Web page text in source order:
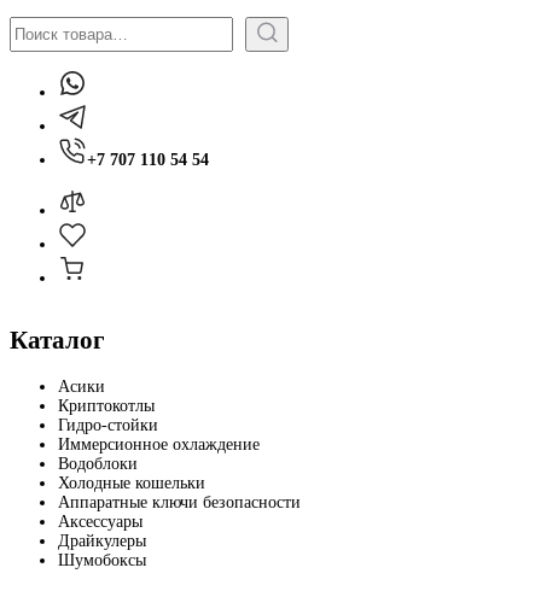
Поиск
+7 707 110 54 54
Каталог
Асики
Криптокотлы
Гидро-стойки
Иммерсионное охлаждение
Водоблоки
Холодные кошельки
Аппаратные ключи безопасности
Аксессуары
Драйкулеры
Шумобоксы